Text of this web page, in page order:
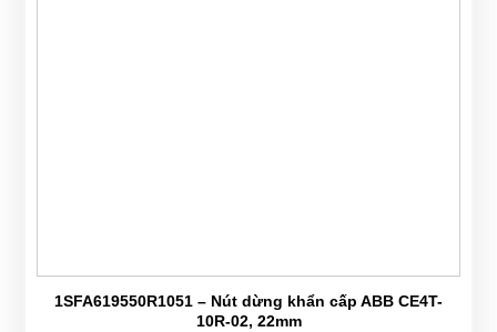
1SFA619550R1051 – Nút dừng khẩn cấp ABB CE4T-
10R-02, 22mm